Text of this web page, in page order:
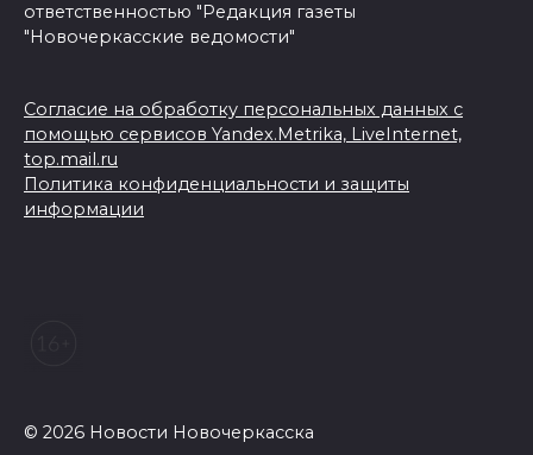
ответственностью "Редакция газеты
"Новочеркасские ведомости"
Согласие на обработку персональных данных с
помощью сервисов Yandex.Metrika, LiveInternet,
top.mail.ru
Политика конфиденциальности и защиты
информации
© 2026 Новости Новочеркасска